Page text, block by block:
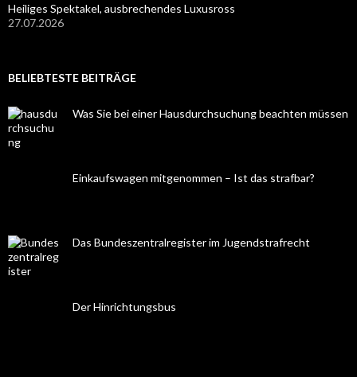
Heiliges Spektakel, ausbrechendes Luxusross
27.07.2026
BELIEBTESTE BEITRÄGE
Was Sie bei einer Hausdurchsuchung beachten müssen
Einkaufswagen mitgenommen – Ist das strafbar?
Das Bundeszentralregister im Jugendstrafrecht
Der Hinrichtungsbus